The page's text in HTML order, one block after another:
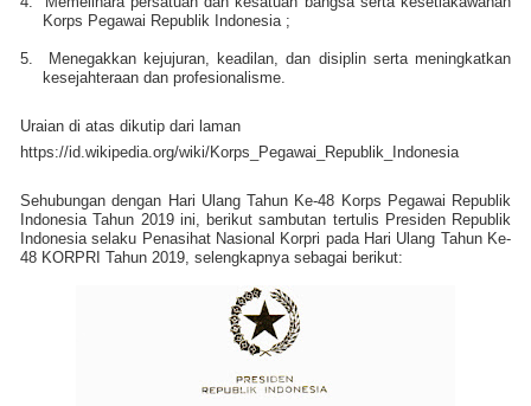
Korps Pegawai Republik Indonesia ;
5.
Menegakkan kejujuran, keadilan, dan disiplin serta meningkatkan
kesejahteraan dan profesionalisme.
Uraian di atas dikutip dari laman
https://id.wikipedia.org/wiki/Korps_Pegawai_Republik_Indonesia
Sehubungan dengan Hari Ulang Tahun Ke-48 Korps Pegawai Republik
Indonesia Tahun 2019 ini, berikut sambutan tertulis Presiden Republik
Indonesia selaku Penasihat Nasional Korpri pada Hari Ulang Tahun Ke-
48 KORPRI Tahun 2019 , selengkapnya sebagai berikut: